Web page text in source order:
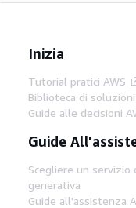
Inizia
Tutorial pratici AWS
Biblioteca di soluzioni
Guide alle decisioni
Guide
Scegliere un
generativa
Guide all'assistenza